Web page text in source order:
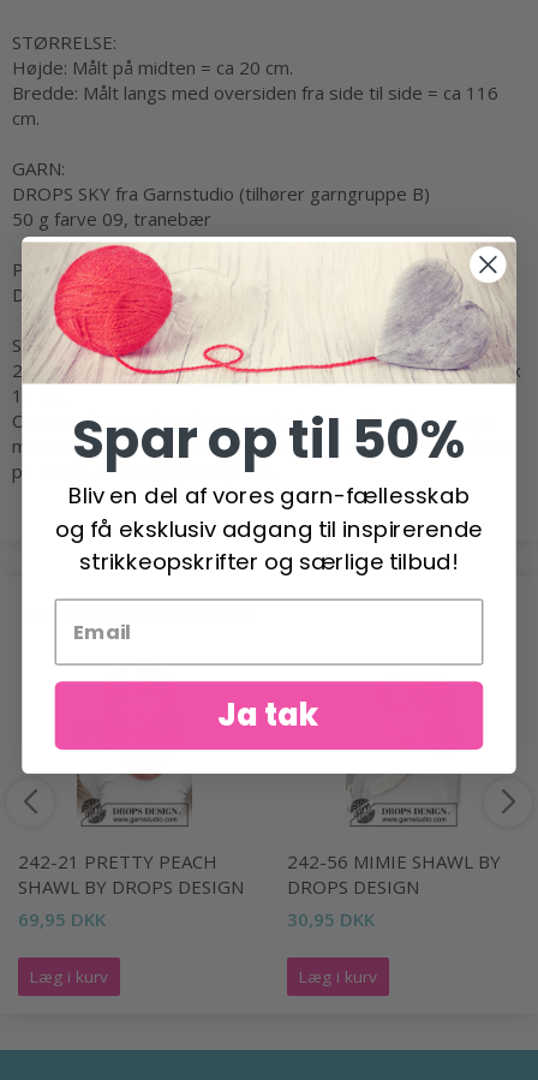
STØRRELSE:
Højde: Målt på midten = ca 20 cm.
Bredde: Målt langs med oversiden fra side til side = ca 116
cm.
GARN:
DROPS SKY fra Garnstudio (tilhører garngruppe B)
50 g farve 09, tranebær
PINDE:
DROPS RUNDPIND NR 4: Længde 60 cm.
STRIKKEFASTHED:
21 masker i bredden og 42 pinde i højden med retstrik = 10 x
10 cm.
OBS: Husk at pinde nr kun er vejledende. Får du for mange
masker på 10 cm, skift til tykkere pinde. Får du for få masker
på 10 cm, skift til tyndere pinde.
242-21 PRETTY PEACH
SHAWL BY DROPS DESIGN
69,95 DKK
Læg i kurv
242-56 MIMIE SHAWL BY
DROPS DESIGN
30,95 DKK
Læg i kurv
Spar op til 50%
Bliv en del af vores garn-fællesskab
og få eksklusiv adgang til inspirerende
strikkeopskrifter og særlige tilbud!
Ja tak